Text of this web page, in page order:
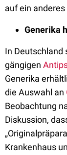
auf ein anderes
Generika
In Deutschland
gängigen
Generika
die Auswahl an
Beobachtung
Diskussion,
Krankenhaus